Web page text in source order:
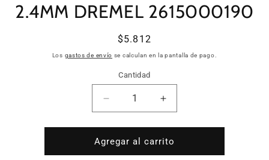
2.4MM DREMEL 2615000190
Precio
habitual
$5.812
Los gastos de envío se calculan en la pantalla de pago.
Cantidad
Cantidad
Reducir
cantidad
para
FRESA
ALTA
Aumentar
cantidad
para
FRESA
ALTA
Agregar al carrito